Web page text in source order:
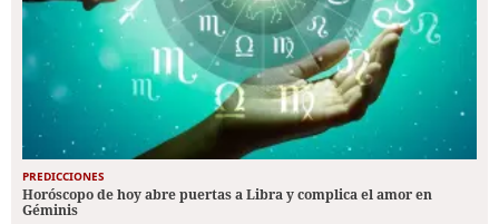
PREDICCIONES
Horóscopo de hoy abre puertas a Libra y complica el amor en
Géminis